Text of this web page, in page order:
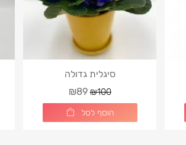
סיגלית גדולה
₪100
₪89
הוסף לסל